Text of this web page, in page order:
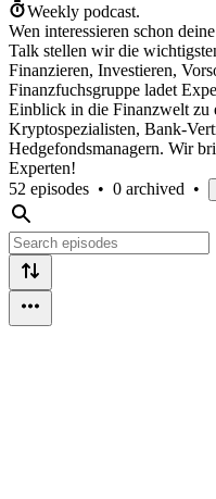
Weekly podcast.
Wen interessieren schon
Talk stellen wir die
Finanzieren, Investieren,
Finanzfuchsgruppe ladet
Einblick in die Finanzwelt zu
Kryptospezialisten, Bank-
Hedgefondsmanagern. Wir
Experten!
52 episodes • 0 archived •